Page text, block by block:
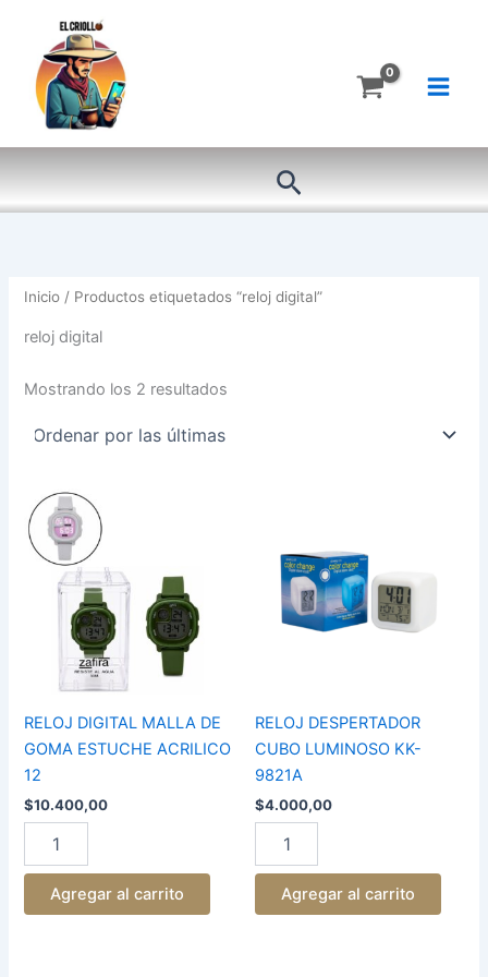
contenido
Buscar
Inicio / Productos etiquetados “reloj digital”
reloj digital
Mostrando los 2 resultados
RELOJ DIGITAL MALLA DE
GOMA ESTUCHE ACRILICO
12
$10.400,00
RELOJ
DIGITAL
MALLA
DE
GOMA
ESTUCHE
ACRILICO
cantidad
Agregar al carrito
RELOJ DESPERTADOR
CUBO LUMINOSO KK-
9821A
$4.000,00
LUMINOSO
9821A
cantidad
Agregar al carrito